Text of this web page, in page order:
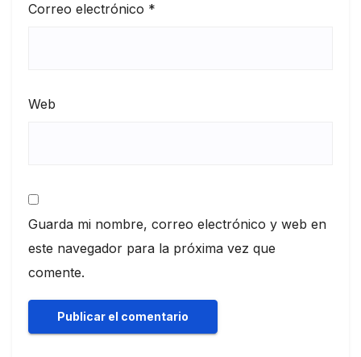
Correo electrónico *
Web
Guarda mi nombre, correo electrónico y web en
este navegador para la próxima vez que
comente.